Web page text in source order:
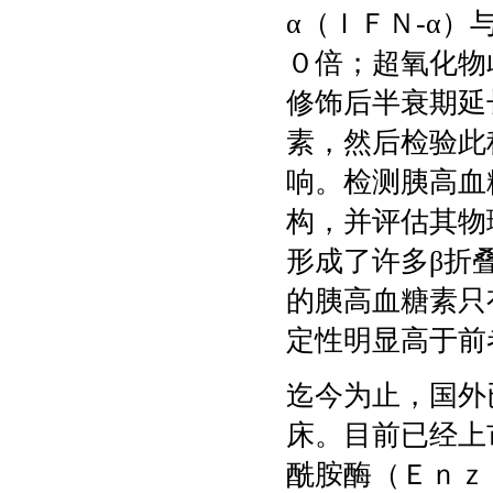
α（ＩＦＮ-α）
０倍；超氧化
修饰后半衰期
素，然后检验
响。检测胰高
构，并评估其
形成了许多β折
的胰高血糖素
定性明显高于
迄今为止，国
床。目前已经
酰胺酶（Ｅｎ